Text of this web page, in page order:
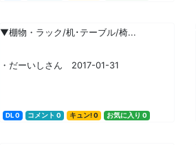
▼棚物・ラック/机･テーブル/椅...
・だーいしさん 2017-01-31
DL 0 コメント 0 キュン! 0 お気に入り 0